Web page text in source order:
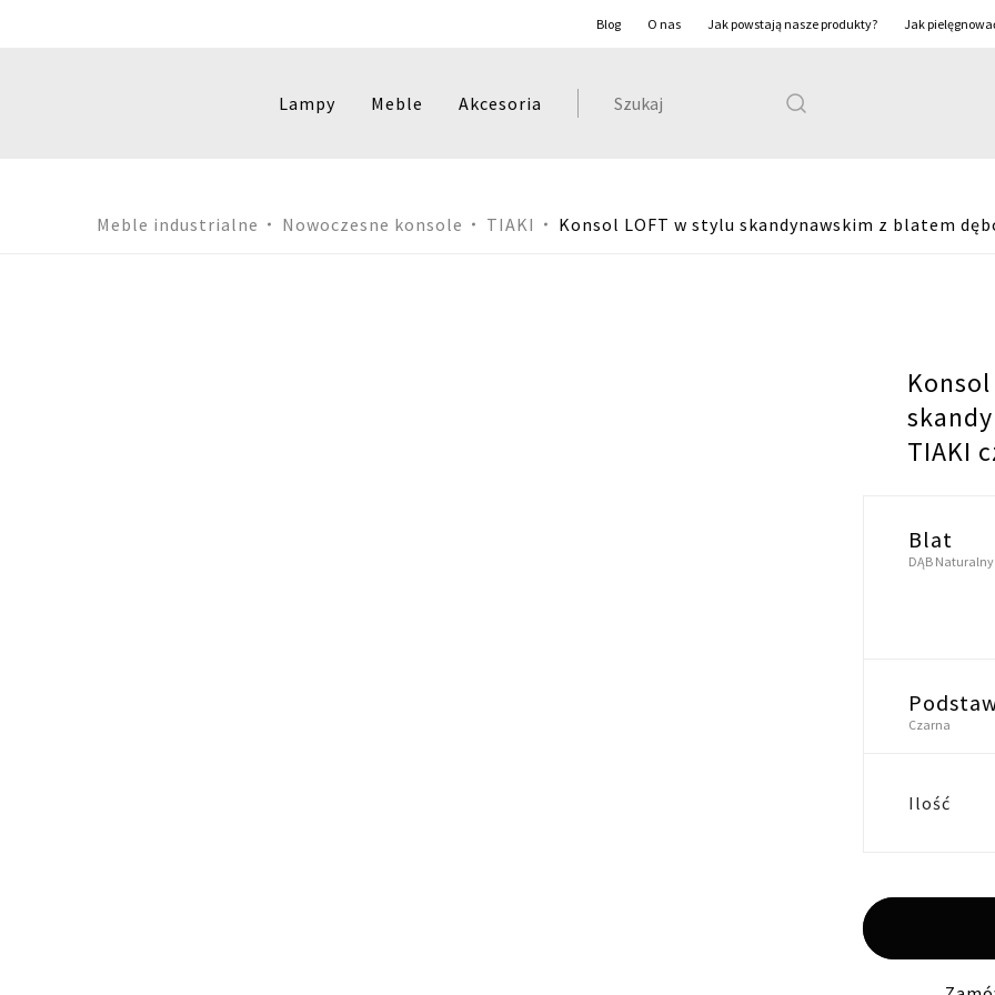
Blog O nas Jak powstają nasze produkty? Jak
Lampy Meble Akcesoria Szukaj:
Meble industrialne Nowoczesne konsole TIAKI Konsol LOFT w stylu skandynawskim z blatem
TIAKI
Blat
DĄB
Czarna
Ilość